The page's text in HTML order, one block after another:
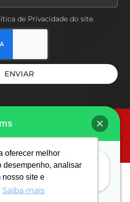
oferecer melhor
desempenho, analisar
nosso site e
Saiba mais
de Privacidade do site.
ENVIAR
Clique e veja outros números.
Automação Industrial Ltda. CNPJ:
Reservados. Site por Carambola Web
conversar, basta